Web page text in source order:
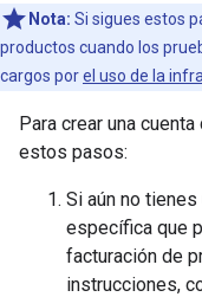
Nota: Si sigues estos
productos cuando los
cargos porel uso de la
Para crear una
estos pasos:
Si aún no
específica que
facturación de
instrucciones,